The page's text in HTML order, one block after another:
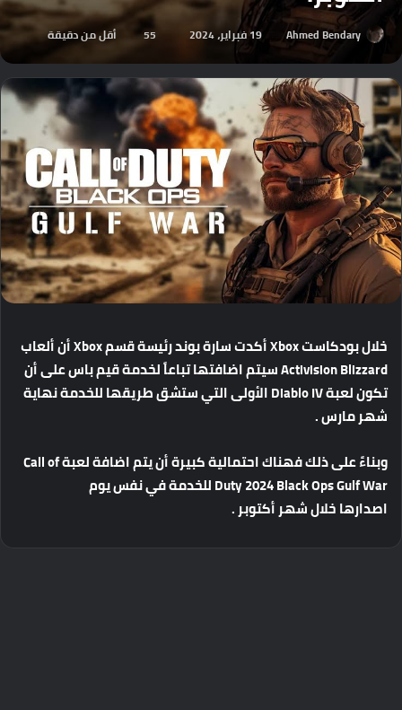
Ahmed Bendary 19 فبراير، 2024 55 أقل من دقيقة
خلالبودكاست أكدتسارةبوندرئيسةقسم أنألعاب
Activision Blizzardسيتماضافتهاتباعاًلخدمةقيمباسعلىأن
تكونلعبة الأولىالتيستشقطريقهاللخدمةنهاية
شهرمارس.
وبناءًعلىذلكفهناكاحتماليةكبيرةأنيتماضافةلعبةCall of
Duty 2024 Black Ops Gulf Warللخدمةفينفسيوم
اصدارهاخلالشهرأكتوبر.